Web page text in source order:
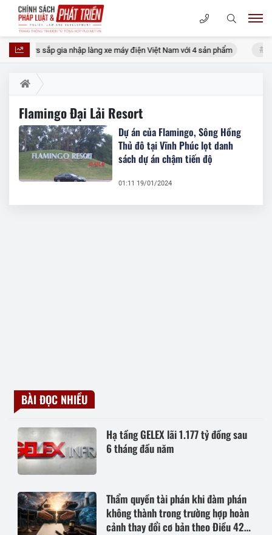
Motors sắp gia nhập làng xe máy điện Việt Nam với 4 sản phẩm
Flamingo Đại Lải Resort
Dự án của Flamingo, Sông Hồng
Thủ đô tại Vĩnh Phúc lọt danh
sách dự án chậm tiến độ
01:11 19/01/2024
BÀI ĐỌC NHIỀU
Hạ tầng GELEX lãi 1.177 tỷ đồng sau
6 tháng đầu năm
Thẩm quyền tài phán khi đàm phán
không thành trong trường hợp hoàn
cảnh thay đổi cơ bản theo Điều 420